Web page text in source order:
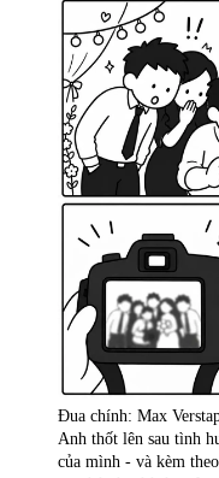
Đua chính: Max
Anh thốt lên sau tình
của mình - và kèm